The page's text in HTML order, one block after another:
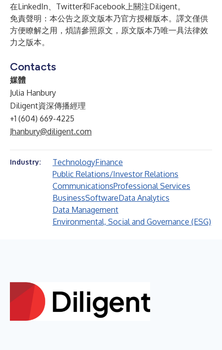
在LinkedIn、 Twitter和Facebook上關注Diligent。
免責聲明：本公告之原文版本乃官方授權版本。譯文僅供
方便瞭解之用，煩請參照原文，原文版本乃唯一具法律效
力之版本。
Contacts
媒體
Julia Hanbury
Diligent資深傳播經理
+1 (604) 669-4225
Jhanbury@diligent.com
Industry: TechnologyFinance
Public Relations/Investor Relations
CommunicationsProfessional Services
BusinessSoftwareData Analytics
Data Management
Environmental, Social and Governance (ESG)